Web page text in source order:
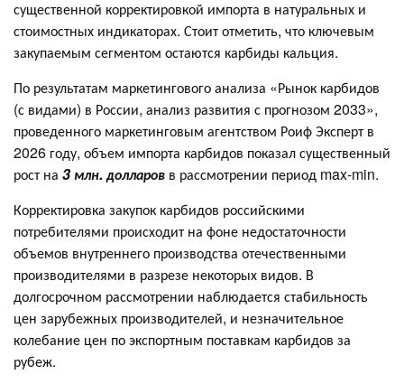
существенной корректировкой импорта в натуральных и
стоимостных индикаторах. Стоит отметить, что ключевым
закупаемым сегментом остаются карбиды кальция.
По результатам маркетингового анализа «Рынок карбидов
(с видами) в России, анализ развития с прогнозом 2033»,
проведенного маркетинговым агентством Роиф Эксперт в
2026 году, объем импорта карбидов показал существенный
рост на 3 млн. долларов в рассмотрении период max-min.
Корректировка закупок карбидов российскими
потребителями происходит на фоне недостаточности
объемов внутреннего производства отечественными
производителями в разрезе некоторых видов. В
долгосрочном рассмотрении наблюдается стабильность
цен зарубежных производителей, и незначительное
колебание цен по экспортным поставкам карбидов за
рубеж.